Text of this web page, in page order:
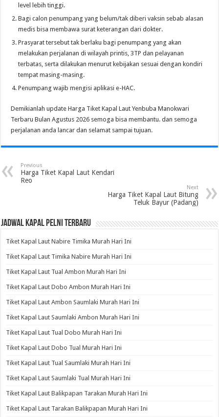
level lebih tinggi.
Bagi calon penumpang yang belum/tak diberi vaksin sebab alasan
medis bisa membawa surat keterangan dari dokter.
Prasyarat tersebut tak berlaku bagi penumpang yang akan
melakukan perjalanan di wilayah printis, 3TP dan pelayanan
terbatas, serta dilakukan menurut kebijakan sesuai dengan kondiri
tempat masing-masing.
Penumpang wajib mengisi aplikasi e-HAC.
Demikianlah update Harga Tiket Kapal Laut Yenbuba Manokwari
Terbaru Bulan Agustus 2026 semoga bisa membantu. dan semoga
perjalanan anda lancar dan selamat sampai tujuan.
Previous
Harga Tiket Kapal Laut Kendari
Reo
Next
Harga Tiket Kapal Laut Bitung
Teluk Bayur (Padang)
Jadwal Kapal Pelni Terbaru
Tiket Kapal Laut Nabire Timika Murah Hari Ini
Tiket Kapal Laut Timika Nabire Murah Hari Ini
Tiket Kapal Laut Tual Ambon Murah Hari Ini
Tiket Kapal Laut Dobo Ambon Murah Hari Ini
Tiket Kapal Laut Ambon Saumlaki Murah Hari Ini
Tiket Kapal Laut Saumlaki Ambon Murah Hari Ini
Tiket Kapal Laut Tual Dobo Murah Hari Ini
Tiket Kapal Laut Dobo Tual Murah Hari Ini
Tiket Kapal Laut Tual Saumlaki Murah Hari Ini
Tiket Kapal Laut Saumlaki Tual Murah Hari Ini
Tiket Kapal Laut Balikpapan Tarakan Murah Hari Ini
Tiket Kapal Laut Tarakan Balikpapan Murah Hari Ini